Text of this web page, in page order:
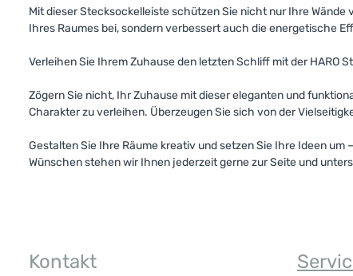
Mit dieser Stecksockelleiste schützen Sie nicht nur Ihre
Ihres Raumes bei, sondern verbessert auch die energetische
Verleihen Sie Ihrem Zuhause den letzten Schliff mit der HARO
Zögern Sie nicht, Ihr Zuhause mit dieser eleganten und
Charakter zu verleihen. Überzeugen Sie sich von der
Gestalten Sie Ihre Räume kreativ und setzen Sie Ihre Ideen
Wünschen stehen wir Ihnen jederzeit gerne zur Seite und
Kontakt